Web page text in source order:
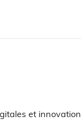
et innovation